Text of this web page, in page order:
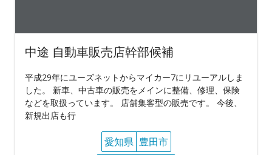
中途 自動車販売店幹部候補
平成29年にユーズネットからマイカー7にリユーアルしま
した。 新車、中古車の販売をメインに整備、修理、保険
などを取扱っています。 店舗集客型の販売です。 今後、
新規出店も行
愛知県 豊田市